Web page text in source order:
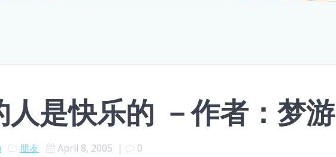
人是快乐的 －作者：梦游
朋友 April 8, 2005 | 0